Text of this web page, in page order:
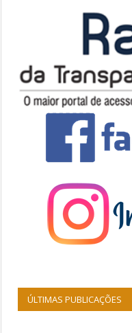
ÚLTIMAS PUBLICAÇÕES